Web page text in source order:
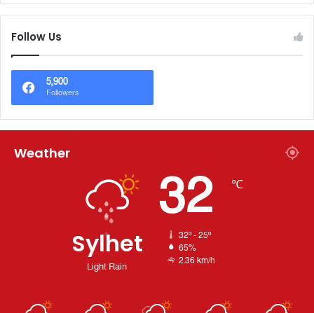
Follow Us
5,900
Followers
Weather
Sylhet
Light Rain
32 ℃
32º - 25º
65%
2.36 km/h